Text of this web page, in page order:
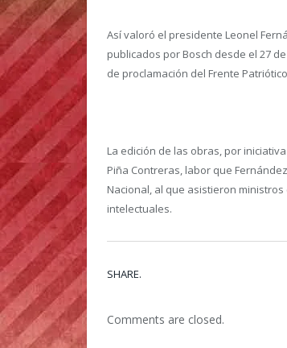
Así valoró el presidente Leonel
publicados por Bosch desde el 27
de proclamación del Frente
La edición de las obras, por
Piña Contreras, labor que
Nacional, al que asistieron
intelectuales.
SHARE.
Comments are closed.